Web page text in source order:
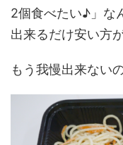
2個食べたい♪」な
出来るだけ安い方が
もう我慢出来ない